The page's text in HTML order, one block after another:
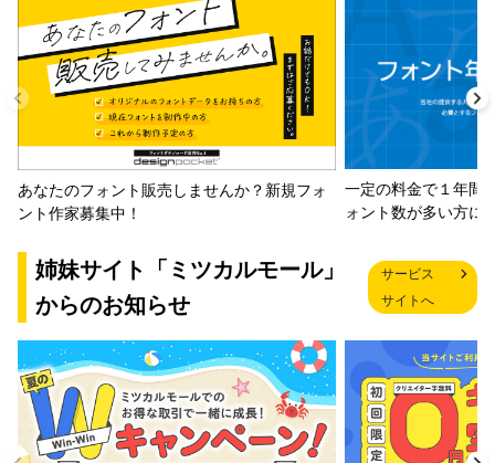
あなたのフォント販売しませんか？新規フォ
ント作家募集中！
一定の料金で１年間
ォント数が多い方に
姉妹サイト「ミツカルモール」
からのお知らせ
サービス
サイトへ